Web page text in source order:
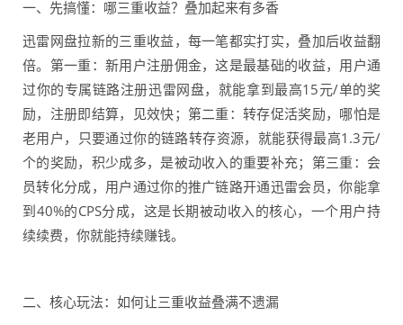
一、先搞懂：哪三重收益？叠加起来有多香
迅雷网盘拉新的三重收益，每一笔都实打实，叠加后收益翻
倍。第一重：新用户注册佣金，这是最基础的收益，用户通
过你的专属链路注册迅雷网盘，就能拿到最高15元/单的奖
励，注册即结算，见效快；第二重：转存促活奖励，哪怕是
老用户，只要通过你的链路转存资源，就能获得最高1.3元/
个的奖励，积少成多，是被动收入的重要补充；第三重：会
员转化分成，用户通过你的推广链路开通迅雷会员，你能拿
到40%的CPS分成，这是长期被动收入的核心，一个用户持
续续费，你就能持续赚钱。
二、核心玩法：如何让三重收益叠满不遗漏